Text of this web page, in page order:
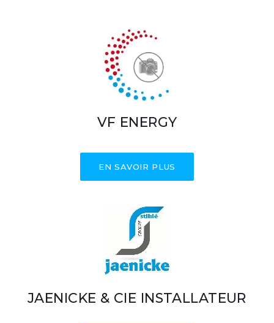
VF ENERGY
EN SAVOIR PLUS
JAENICKE & CIE INSTALLATEUR